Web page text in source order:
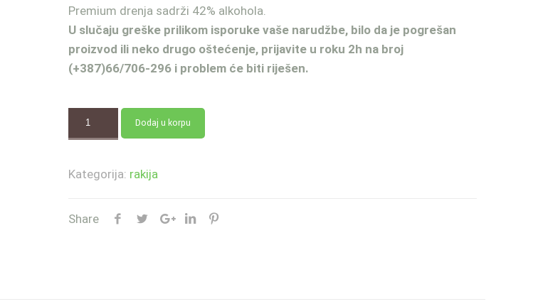
Premium drenja sadrži 42% alkohola.
U slučaju greške prilikom isporuke vaše narudžbe, bilo da je pogrešan
proizvod ili neko drugo oštećenje, prijavite u roku 2h na broj
(+387)66/706-296 i problem će biti riješen.
Dodaj u korpu
Kategorija: rakija
Share